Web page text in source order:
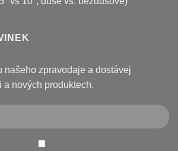
našeho zpravodaje a dostávej
nových produktech.